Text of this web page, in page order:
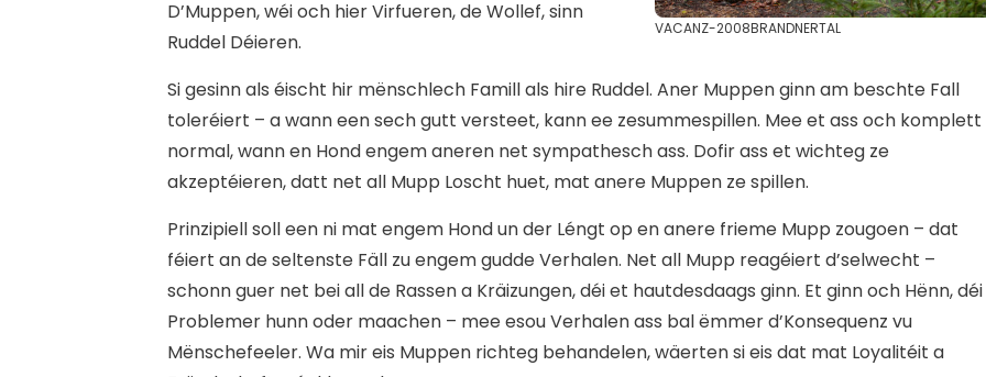
VACANZ-2008BRANDNERTAL
D’Muppen, wéi och hier Virfueren, de Wollef, sinn
Ruddel Déieren.
Si gesinn als éischt hir mënschlech Famill als hire Ruddel. Aner Muppen ginn am beschte Fall
toleréiert – a wann een sech gutt versteet, kann ee zesummespillen. Mee et ass och komplett
normal, wann en Hond engem aneren net sympathesch ass. Dofir ass et wichteg ze
akzeptéieren, datt net all Mupp Loscht huet, mat anere Muppen ze spillen.
Prinzipiell soll een ni mat engem Hond un der Léngt op en anere frieme Mupp zougoen – dat
féiert an de seltenste Fäll zu engem gudde Verhalen. Net all Mupp reagéiert d’selwecht –
schonn guer net bei all de Rassen a Kräizungen, déi et hautdesdaags ginn. Et ginn och Hënn, déi
Problemer hunn oder maachen – mee esou Verhalen ass bal ëmmer d’Konsequenz vu
Mënschefeeler. Wa mir eis Muppen richteg behandelen, wäerten si eis dat mat Loyalitéit a